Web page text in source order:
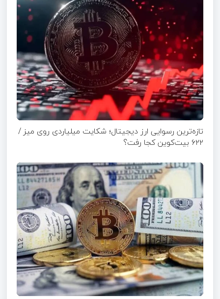
تازه‌ترین رسوایی ارز دیجیتال؛ شکایت میلیاردی روی میز /
۶۲۲ بیت‌کوین کجا رفت؟